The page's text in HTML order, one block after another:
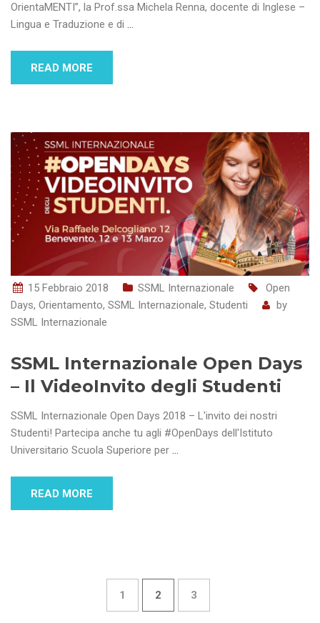
OrientaMENTI”, la Prof.ssa Michela Renna, docente di Inglese –
Lingua e Traduzione e di …
READ MORE
15 Febbraio 2018 SSML Internazionale
Open
Days, Orientamento, SSML Internazionale, Studenti
by
SSML Internazionale
SSML Internazionale Open Days
– Il VideoInvito degli Studenti
SSML Internazionale Open Days 2018 – L'invito dei nostri
Studenti! Partecipa anche tu agli #OpenDays dell'Istituto
Universitario Scuola Superiore per …
READ MORE
1 2 3